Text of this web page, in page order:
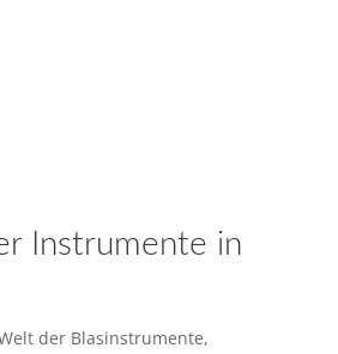
Instrumente in
der Blasinstrumente,